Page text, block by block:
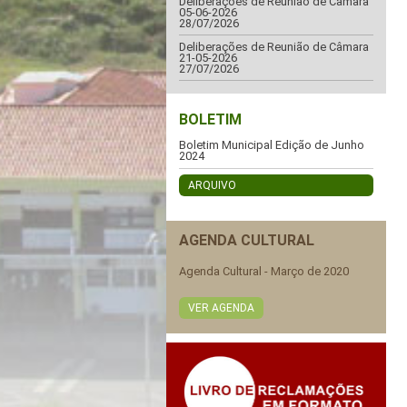
05-06-2026
28/07/2026
Deliberações de Reunião de Câmara
21-05-2026
27/07/2026
BOLETIM
Boletim Municipal Edição de Junho
2024
ARQUIVO
AGENDA CULTURAL
Agenda Cultural - Março de 2020
VER AGENDA